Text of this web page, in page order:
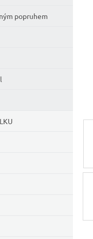
popruhem